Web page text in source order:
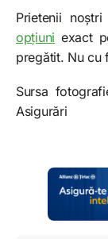
Prietenii
opțiuni exact
pregătit. Nu cu
Sursa
Asigurări